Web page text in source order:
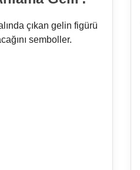
çıkan gelin figürü
semboller.